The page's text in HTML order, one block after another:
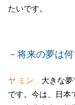
たいです。
－将来の夢は何
ヤ ミン 大きな夢
です。今は、日本